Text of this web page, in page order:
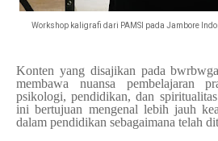
Workshop kaligrafi dari PAMSI pada Jambore
Konten yang disajikan pada
membawa nuansa pembelajaran
psikologi, pendidikan, dan
ini bertujuan mengenal lebih jauh
dalam pendidikan sebagaimana telah